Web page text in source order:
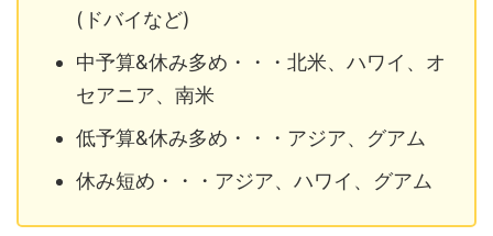
(ドバイなど)
中予算&休み多め・・・北米、ハワイ、オ
セアニア、南米
低予算&休み多め・・・アジア、グアム
休み短め・・・アジア、ハワイ、グアム